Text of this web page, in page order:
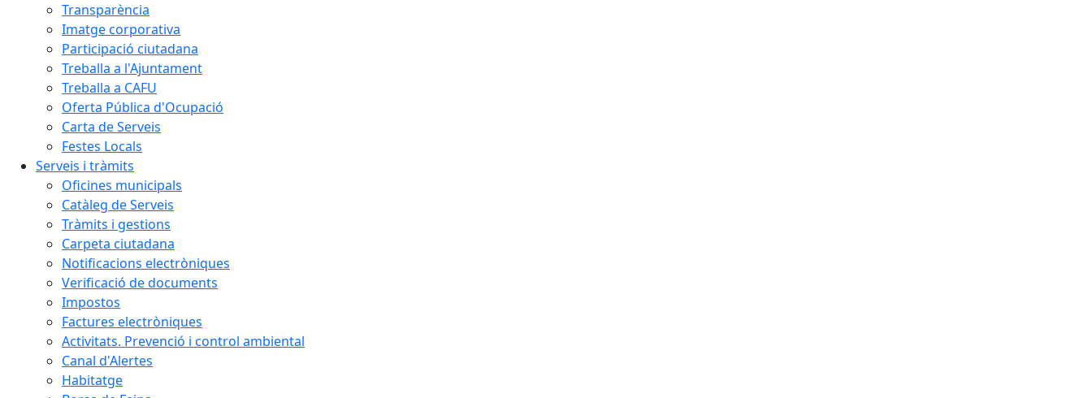
Transparència
Imatge corporativa
Participació ciutadana
Treballa a l'Ajuntament
Treballa a CAFU
Oferta Pública d'Ocupació
Carta de Serveis
Festes Locals
Serveis i tràmits
Oficines municipals
Catàleg de Serveis
Tràmits i gestions
Carpeta ciutadana
Notificacions electròniques
Verificació de documents
Impostos
Factures electròniques
Activitats. Prevenció i control ambiental
Canal d'Alertes
Habitatge